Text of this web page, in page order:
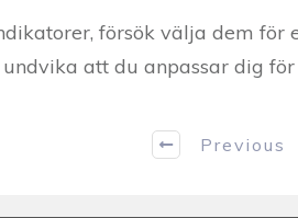
försök välja dem
att du anpassar dig
Previous